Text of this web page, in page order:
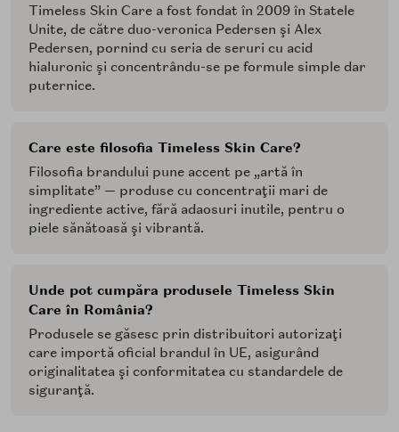
Timeless Skin Care a fost fondat în 2009 în Statele
Unite, de către duo-veronica Pedersen şi Alex
Pedersen, pornind cu seria de seruri cu acid
hialuronic şi concentrându-se pe formule simple dar
puternice.
Care este filosofia Timeless Skin Care?
Filosofia brandului pune accent pe „artă în
simplitate” — produse cu concentraţii mari de
ingrediente active, fără adaosuri inutile, pentru o
piele sănătoasă şi vibrantă.
Unde pot cumpăra produsele Timeless Skin
Care în România?
Produsele se găsesc prin distribuitori autorizaţi
care importă oficial brandul în UE, asigurând
originalitatea şi conformitatea cu standardele de
siguranţă.